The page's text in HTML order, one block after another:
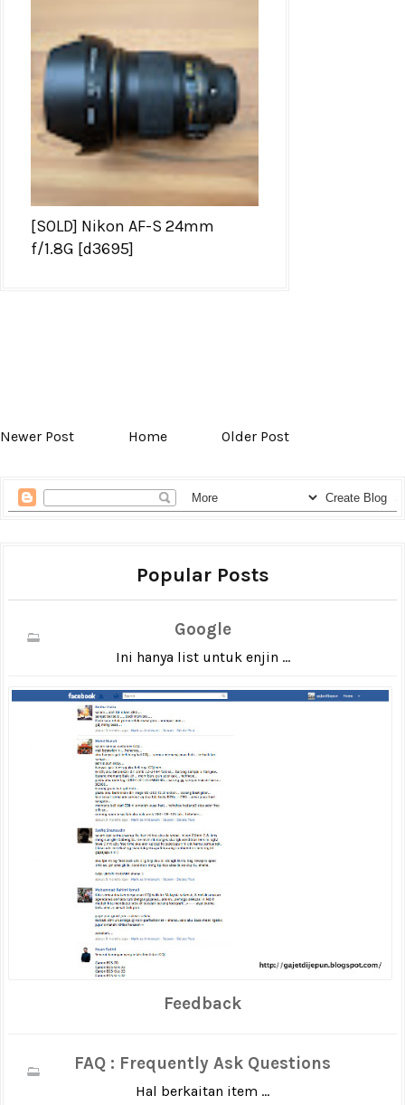
[SOLD] Nikon AF-S 24mm
f/1.8G [d3695]
Newer Post Home Older Post
Popular Posts
Google
Ini hanya list untuk enjin ...
Feedback
FAQ : Frequently Ask Questions
Hal berkaitan item ...